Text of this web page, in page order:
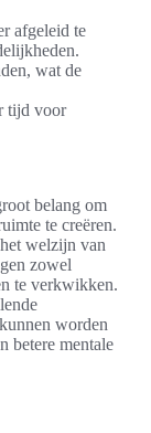
afgeleid te
wat de
tijd voor
belang om
te creëren.
welzijn van
zowel
te verkwikken.
worden
betere mentale